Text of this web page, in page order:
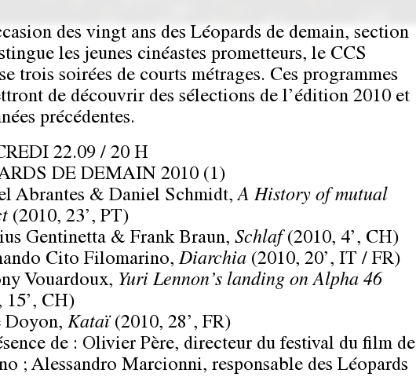
des vingt ans des Léopards de demain, section
les jeunes cinéastes prometteurs, le CCS
trois soirées de courts métrages. Ces programmes
de découvrir des sélections de l’édition 2010 et
précédentes.
22.09 / 20 H
DE DEMAIN 2010 (1)
Abrantes & Daniel Schmidt,A History of mutual
(2010, 23’, PT)
Gentinetta & Frank Braun, Schlaf(2010, 4’, CH)
Cito Filomarino, Diarchia (2010, 20’, IT / FR)
Vouardoux, Yuri Lennon’s landing on Alpha 46
15’, CH)
Doyon, Kataï (2010, 28’, FR)
de : Olivier Père, directeur du festival du film de
;Alessandro Marcionni, responsable des Léopards